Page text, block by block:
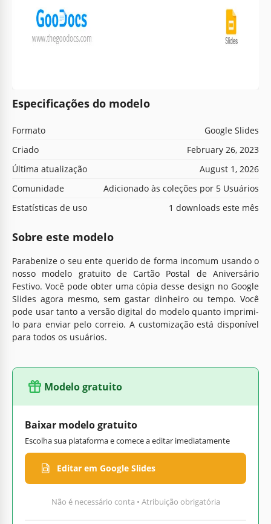
Especificações do modelo
Formato
Google Slides
Criado
February 26, 2023
Última atualização
August 1, 2026
Comunidade
Adicionado às coleções por 5 Usuários
Estatísticas de uso
1 downloads este mês
Sobre este modelo
Parabenize o seu ente querido de forma incomum usando o
nosso modelo gratuito de Cartão Postal de Aniversário
Festivo. Você pode obter uma cópia desse design no Google
Slides agora mesmo, sem gastar dinheiro ou tempo. Você
pode usar tanto a versão digital do modelo quanto imprimi-
lo para enviar pelo correio. A customização está disponível
para todos os usuários.
Modelo gratuito
Baixar modelo gratuito
Escolha sua plataforma e comece a editar imediatamente
Editar em Google Slides
Não é necessário conta • Atribuição obrigatória